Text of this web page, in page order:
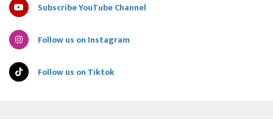
Subscribe YouTube Channel
Follow us on Instagram
Follow us on Tiktok